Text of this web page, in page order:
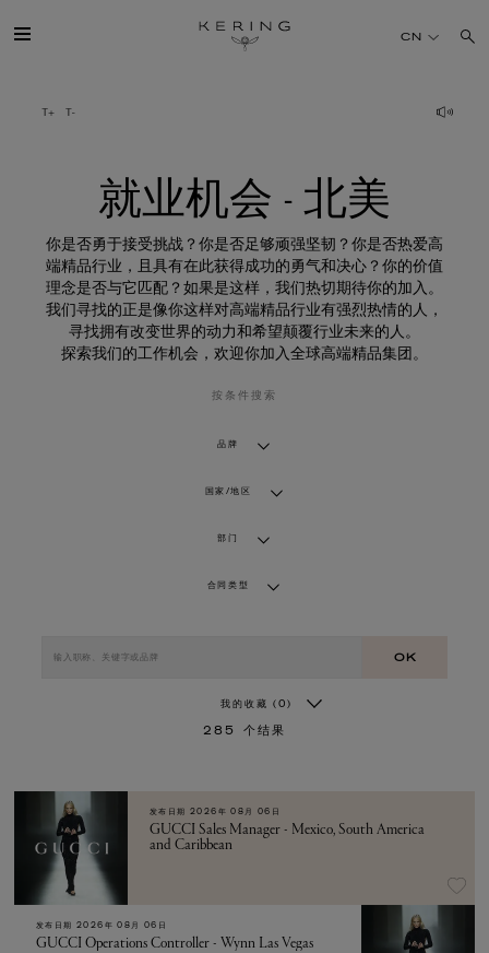
业
机
可持续发展
FINANCE
加入我们
CN
就业机会 - 北美
你是否勇于接受挑战？你是否足够顽强坚韧？你是否热爱高
端精品行业，且具有在此获得成功的勇气和决心？你的价值
理念是否与它匹配？如果是这样，我们热切期待你的加入。
我们寻找的正是像你这样对高端精品行业有强烈热情的人，
寻找拥有改变世界的动力和希望颠覆行业未来的人。
探索我们的工作机会，欢迎你加入全球高端精品集团。
按条件搜索
品牌
国家/地区
部门
合同类型
OK
我的收藏 (0)
285 个结果
发布日期 2026年 08月 06日
GUCCI Sales Manager - Mexico, South America
and Caribbean
发布日期 2026年 08月 06日
GUCCI Operations Controller - Wynn Las Vegas